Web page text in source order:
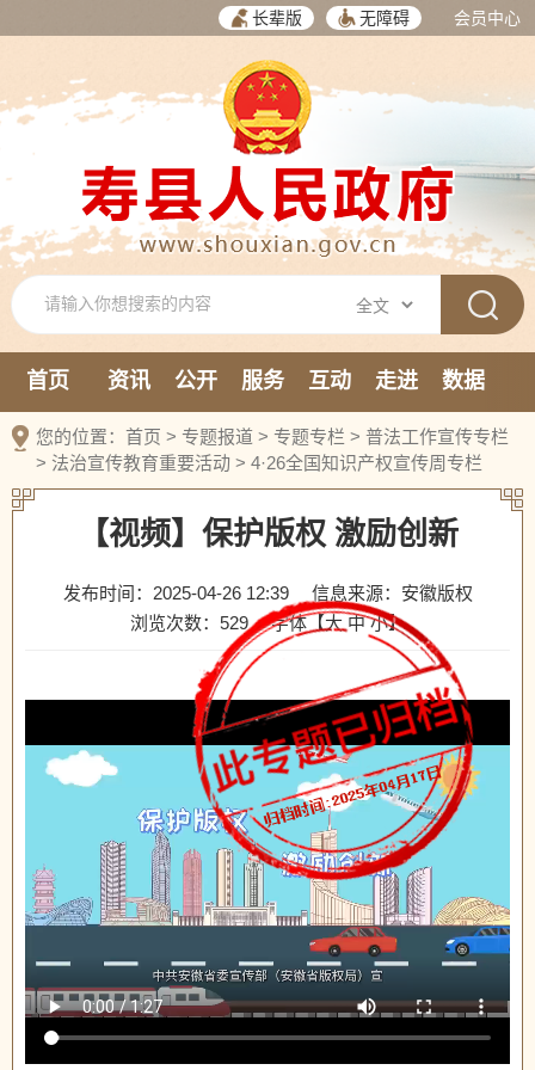
长辈版 无障碍 会员中心
首页 资讯 公开 服务 互动 走进
数据
新媒体
您的位置： 首页 > 专题报道 > 专题专栏 > 普法工作宣传专栏
> 法治宣传教育重要活动 > 4·26全国知识产权宣传周专栏
【视频】保护版权 激励创新
发布时间：2025-04-26 12:39
信息来源：安徽版权
浏览次数： 529 字体【大 中 小】